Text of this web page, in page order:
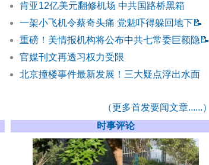
肯亚12亿美元翻修机场 中共国路桥黑箱
一架小飞机令蔡奇头痛 党魁吓得躲回地下📝
重磅！美情报机构将公布中共七常委巨额隐 📝
官媒刊文再透习权力受限
北京撞楼事件最新发展！三大疑点浮出水面
（更多首发要闻文章......）
时事评论